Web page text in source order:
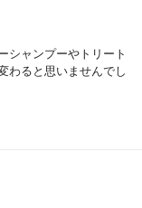
シャンプーやトリート
わると思いませんでし